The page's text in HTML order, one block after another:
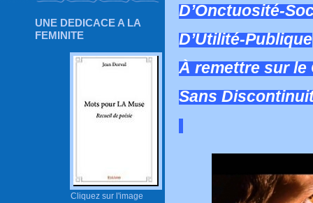
UNE DEDICACE A LA
FEMINITE
Cliquez sur l'image
D’Onctuosité-
D’Utilité-Publique
À remettre sur le
Sans